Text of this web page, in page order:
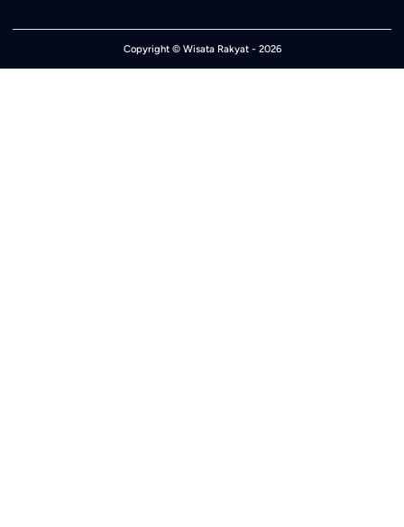
Copyright © Wisata Rakyat- 2026